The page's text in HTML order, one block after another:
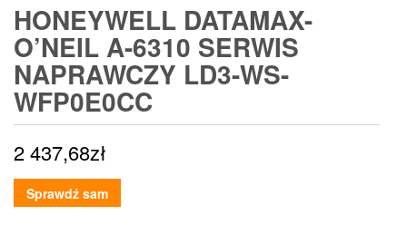
HONEYWELL DATAMAX-
O’NEIL A-6310 SERWIS
NAPRAWCZY LD3-WS-
WFP0E0CC
2 437,68zł
Sprawdź sam